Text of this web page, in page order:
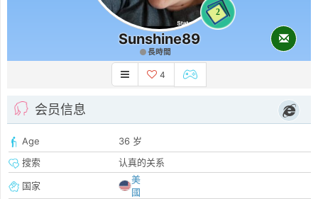
2
Sunshine89
長時間
4
会员信息
Age
36 岁
搜索
认真的关系
国家
美
國